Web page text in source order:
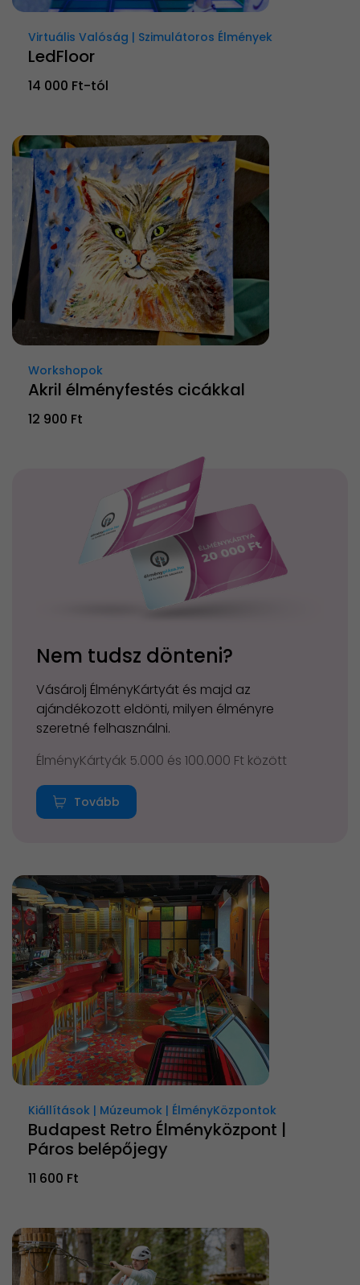
Virtuális Valóság | Szimulátoros Élmények
LedFloor
14 000 Ft-tól
Workshopok
Akril élményfestés cicákkal
12 900 Ft
Nem tudsz dönteni?
Vásárolj ÉlményKártyát és majd az
ajándékozott eldönti, milyen élményre
szeretné felhasználni.
ÉlményKártyák 5.000 és 100.000 Ft között
Tovább
Kiállítások | Múzeumok | ÉlményKözpontok
Budapest Retro Élményközpont |
Páros belépőjegy
11 600 Ft